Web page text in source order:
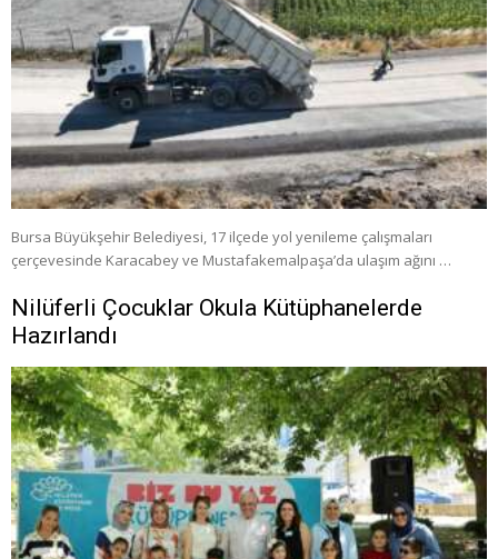
Bursa Büyükşehir Belediyesi, 17 ilçede yol yenileme çalışmaları
çerçevesinde Karacabey ve Mustafakemalpaşa’da ulaşım ağını …
Nilüferli Çocuklar Okula Kütüphanelerde
Hazırlandı